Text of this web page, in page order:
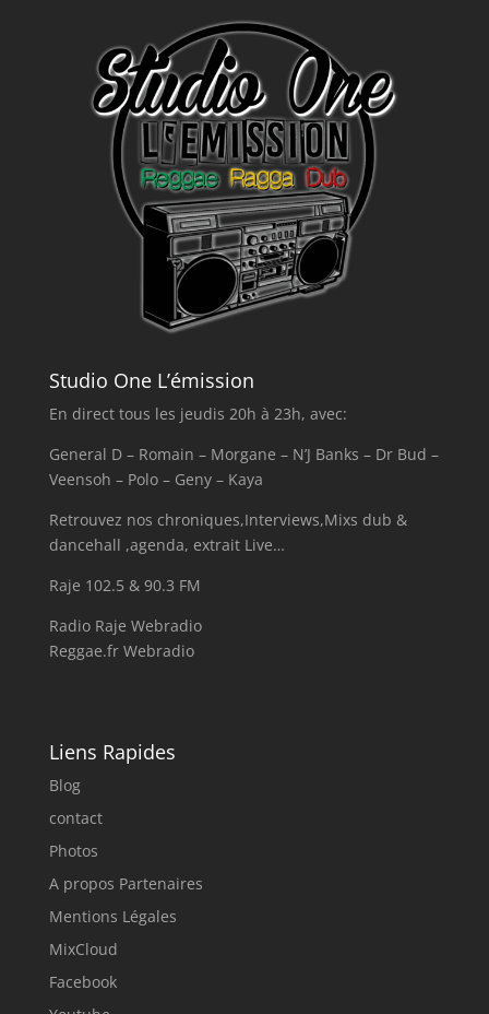
Studio One L’émission
En direct tous les jeudis 20h à 23h, avec:
General D – Romain – Morgane – N’J Banks – Dr Bud –
Veensoh – Polo – Geny – Kaya
Retrouvez nos chroniques,Interviews,Mixs dub &
dancehall ,agenda, extrait Live…
Raje 102.5 & 90.3 FM
Radio Raje Webradio
Reggae.fr Webradio
Liens Rapides
Blog
contact
Photos
A propos Partenaires
Mentions Légales
MixCloud
Facebook